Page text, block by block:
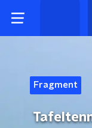
Fragment